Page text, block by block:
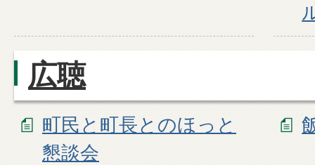
広聴
町民と町長とのほっと
懇談会